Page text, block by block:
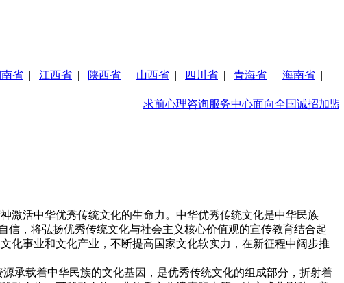
省 | 江西省 | 陕西省 | 山西省 | 四川省 | 青海省 | 海南省 |
求前心理咨询服务中心面向全国诚招加盟商
激活中华优秀传统文化的生命力。中华优秀传统文化是中华民族
信，将弘扬优秀传统文化与社会主义核心价值观的宣传教育结合起
化事业和文化产业，不断提高国家文化软实力，在新征程中阔步推
承载着中华民族的文化基因，是优秀传统文化的组成部分，折射着